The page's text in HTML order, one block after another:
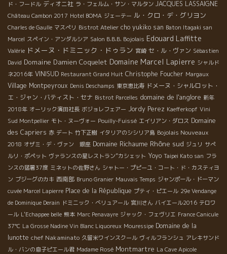
ド・フードル ディオニ社 ラ・フェルム・サン・マルタン JACQUES LASSAIGNE
Château Cambon 2017 Hotel BOMA ジェーテー ル・クロ・デ・グリヨン
Charles de Gaulle マスぺリ Bistrot Atelier cho yukiko san Baton Itagaki san
Marcel スペイン・アンダルシア Salon B.B.B. Bojolais Edouard Laffitte
Valérie ドメーヌ・ドミニック・ドゥラン 宮崎 セ・ル・ヴァン Sébastien
David Domaine Damien Coquelet Domaine Marcel Lapierre シャルド
ネ2016年 VINISUD Restaurant Grand Huit Christophe Foucher Margaux
Village Montpeyroux Denis Deschamps 東京恵比寿 ドメーヌ・シャルロット・
エ・ジャン・バティスト・セナ Bistrot Parcelles domaine de l'anglore 新年
2018年 オーリック濱田社長 ボジョレフェアー Jordy Perez Kaefferkopf Vini
Sud Montpellier モト・ヌーヴォー Pouilly-Fuissé エイリアン・ダロス Domaine
des Capriers 赤 デート 竹下正樹 イタリアのシシリア島 Bojolais Nouveaux
2018 オザミ・デ・ヴァン 銀座 Domaine Richaume Rhône sud ジュリ サぺ
ルリ・ポペット ヴァランスの星レストラン”カシェット Yoyo Taipei Kato san フラ
ンスの猛暑37度 ミネットの佐野さん シャトー・プピーユ・コート・ド・カスティヨ
ン ブジーグのカキ 西南部 Bruno Granier Mauvais Temps ジャンポール・ドーマン
cuvée Marcel Lapierre Place de la République プティ・ピエール 29e Vendange
de Dominique Derain ドミニック・べリュアール 宮川さん バイエール2016 テロワ
ール L'Echappee belle 熊本 Marc Penavayre ジャック・フェヴリエ France Canicule
37℃ La Grosse Nadine Vin Blanc Liquoreux Mouressipe Domaine de la
lunotte chef Nakaminato 久留米ワインスクール ヴィルフランシュ アレキサンド
ル・バンの息子ピエール君 Madame Rosé Montmartre La Cave Apicole